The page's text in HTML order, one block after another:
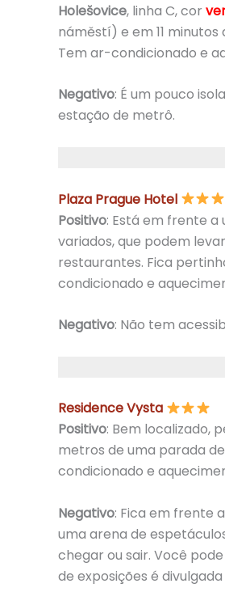
Holešovice, linha C, cor
náměstí) e em 11
Tem ar-condicionado e
Negativo: É um pouco
estação de metrô.
Plaza Prague Hotel
Positivo: Está em frente
variados, que podem
restaurantes. Fica
condicionado e
Negativo: Não tem
Residence Vysta
Positivo: Bem localizado,
metros de uma parada
condicionado e
Negativo: Fica em frente
uma arena de
chegar ou sair. Você
de exposições é